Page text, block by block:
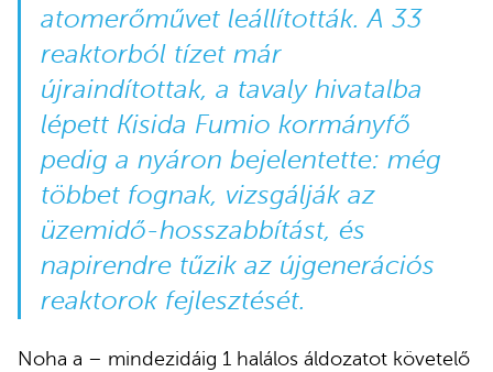
atomerőművet leállították. A 33
reaktorból tízet már
újraindítottak, a tavaly hivatalba
lépett Kisida Fumio kormányfő
pedig a nyáron bejelentette: még
többet fognak, vizsgálják az
üzemidő-hosszabbítást, és
napirendre tűzik az újgenerációs
reaktorok fejlesztését.
Noha a – mindezidáig 1 halálos áldozatot követelő